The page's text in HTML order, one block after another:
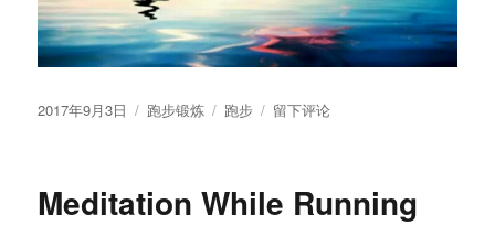
发
2017年9月3日
分
跑步锻炼
标
跑步
于
深
留下评论
Meditation While Running